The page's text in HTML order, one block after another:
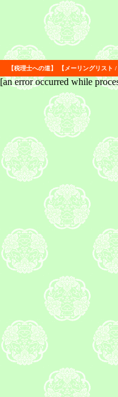
【税理士への道】 【 メーリングリスト /
[an error occurred while